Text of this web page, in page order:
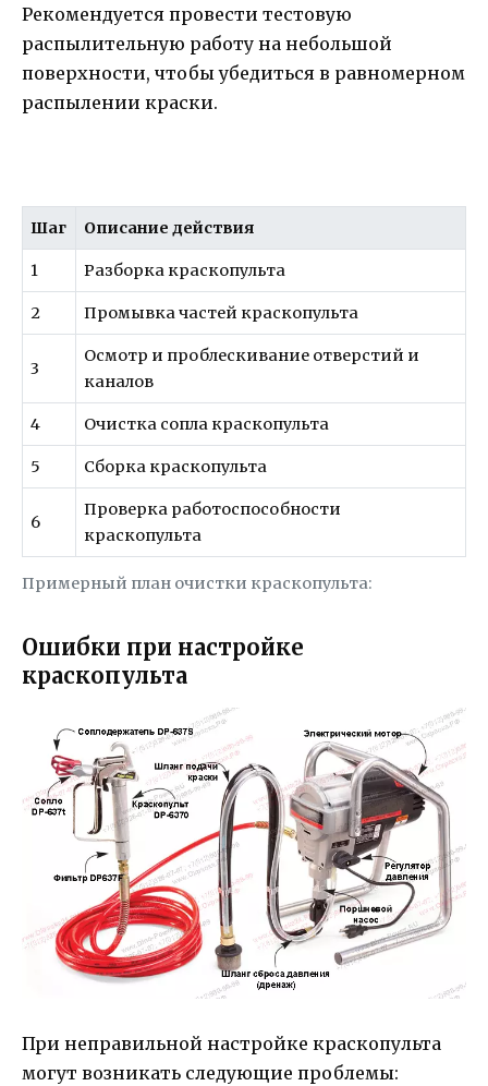
Рекомендуется провести тестовую
распылительную работу на небольшой
поверхности, чтобы убедиться в равномерном
распылении краски.
Примерный план очистки краскопульта:
Шаг Описание действия
1 Разборка краскопульта
2 Промывка частей краскопульта
3
Осмотр и проблескивание отверстий и
каналов
4 Очистка сопла краскопульта
5 Сборка краскопульта
6
Проверка работоспособности
краскопульта
Ошибки при настройке
краскопульта
При неправильной настройке краскопульта
могут возникать следующие проблемы: